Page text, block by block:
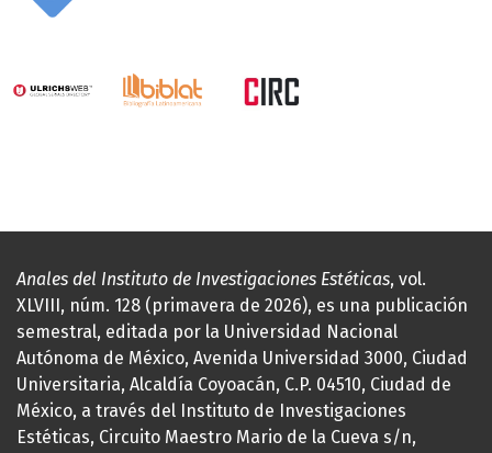
Anales del Instituto de Investigaciones Estéticas, vol.
XLVIII, núm. 128 (primavera de 2026), es una publicación
semestral, editada por la Universidad Nacional
Autónoma de México, Avenida Universidad 3000, Ciudad
Universitaria, Alcaldía Coyoacán, C.P. 04510, Ciudad de
México, a través del Instituto de Investigaciones
Estéticas, Circuito Maestro Mario de la Cueva s/n,